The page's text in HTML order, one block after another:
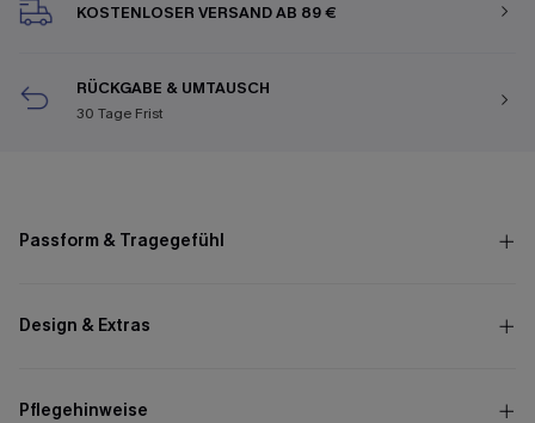
KOSTENLOSER VERSAND AB 89 €
RÜCKGABE & UMTAUSCH
30 Tage Frist
Passform & Tragegefühl
Design & Extras
Pflegehinweise